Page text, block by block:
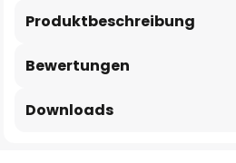
Produktbeschreibung
Bewertungen
Downloads